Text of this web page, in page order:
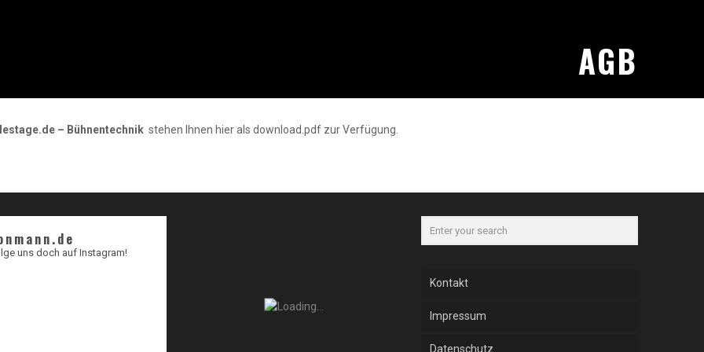
AGB
– Bühnentechnik stehen Ihnen hier als download.pdf zur Verfügung.
uns doch auf Instagram!
Kontakt
Impressum
Datenschutz